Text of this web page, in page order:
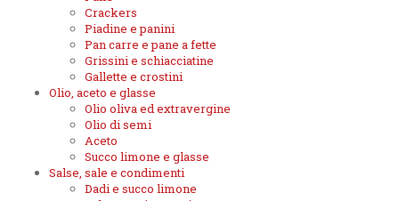
Crackers
Piadine e panini
Pan carre e pane a fette
Grissini e schiacciatine
Gallette e crostini
Olio, aceto e glasse
Olio oliva ed extravergine
Olio di semi
Aceto
Succo limone e glasse
Salse, sale e condimenti
Dadi e succo limone